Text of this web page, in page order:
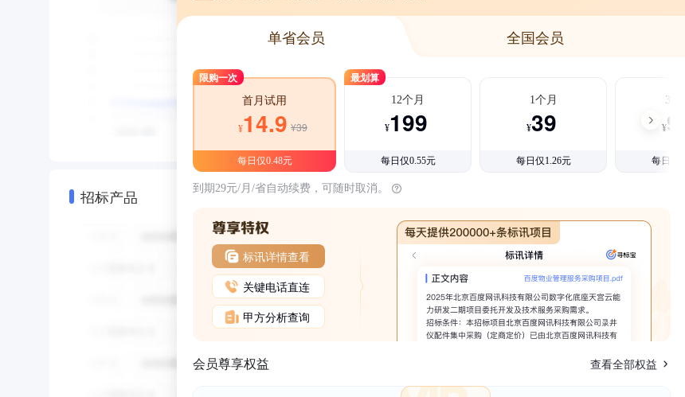
招标产品
单省会员 全国会员
限购一次
首月试用
¥14.9 ¥39
每日仅0.48元
最划算
12个月
¥199
每日仅0.55元
1个月
¥39
每日仅1.26元
3个
¥99
每日仅
到期29元/月/省自动续费，可随时取消。
标讯详情查看
关键电话直连
甲方分析查询
会员尊享权益 查看全部权益